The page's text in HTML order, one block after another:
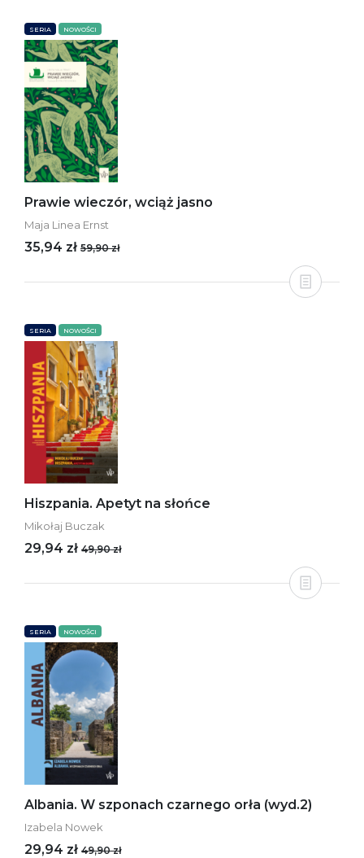
SERIA NOWOŚCI
Prawie wieczór, wciąż jasno
Maja Linea Ernst
35,94 zł 59,90 zł
SERIA NOWOŚCI
Hiszpania. Apetyt na słońce
Mikołaj Buczak
29,94 zł 49,90 zł
SERIA NOWOŚCI
Albania. W szponach czarnego orła (wyd.2)
Izabela Nowek
29,94 zł 49,90 zł